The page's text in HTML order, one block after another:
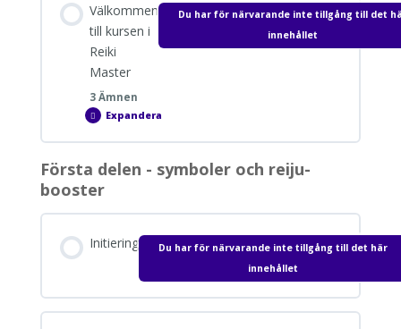
Välkommen
till kursen i
Reiki
Master
3 Ämnen
Du har för närvarande inte tillgång till det
innehållet
Expandera
Välkommen
kursen
Reiki
Master
Avsnitt innehåll
0% SLUTFÖRT
Hur du lägger upp ditt arbete
Hur vi kommunicerar under kursen
Första delen - symboler och reiju-
booster
Initiering
Du har för närvarande inte tillgång till det här
innehållet